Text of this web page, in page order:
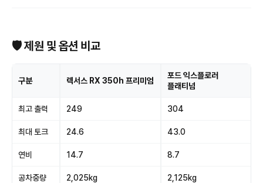
🛡 제원 및 옵션 비교
구분 렉서스 RX 350h 프리미엄
포드 익스플로러
플래티넘
최고 출력 249 304
최대 토크 24.6 43.0
연비 14.7 8.7
공차중량 2,025kg 2,125kg